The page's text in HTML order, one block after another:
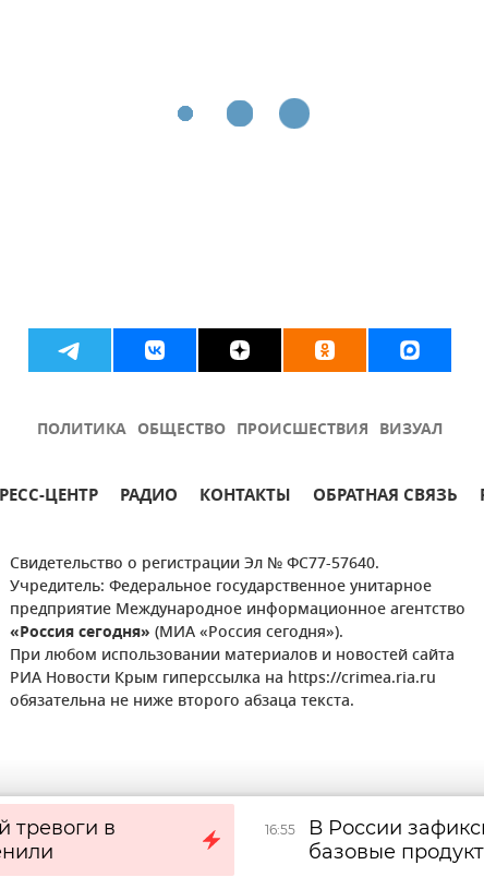
ПОЛИТИКА ОБЩЕСТВО ПРОИСШЕСТВИЯ ВИЗУАЛ
ЦЕНТР РАДИО КОНТАКТЫ ОБРАТНАЯ СВЯЗЬ
Свидетельство о регистрации Эл № ФС77-57640.
Учредитель: Федеральное государственное унитарное
предприятие Международное информационное агентство
«Россия сегодня» (МИА «Россия сегодня»).
При любом использовании материалов и новостей сайта
РИА Новости Крым гиперссылка на https://crimea.ria.ru
обязательна не ниже второго абзаца текста.
тревоги в
16:55
В России
базовые